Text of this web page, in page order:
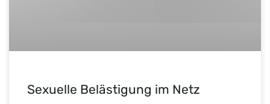
Sexuelle Belästigung im Netz